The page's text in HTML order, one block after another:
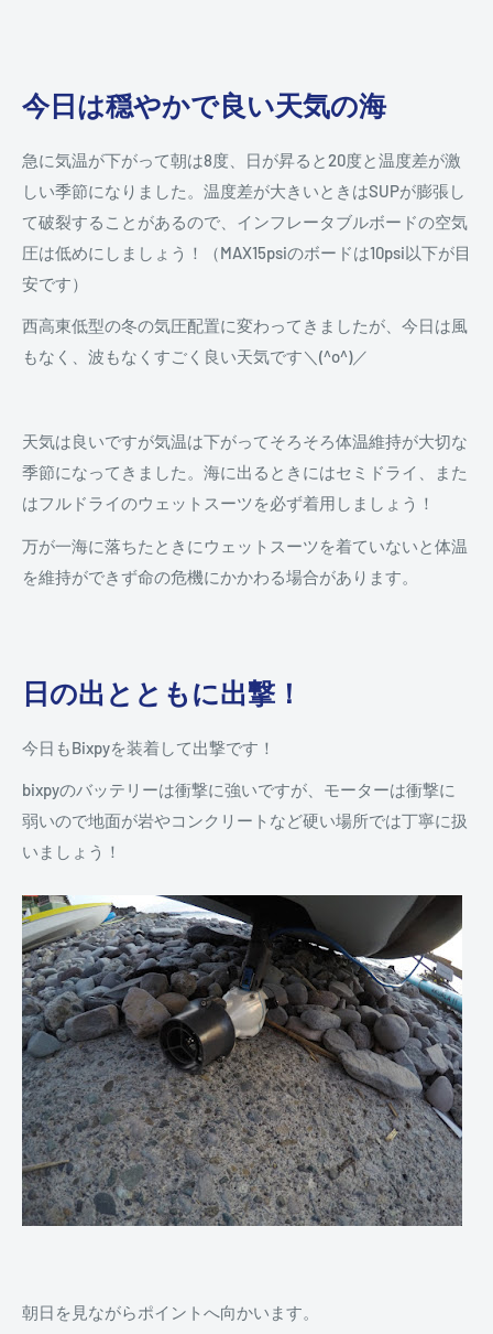
今日は穏やかで良い天気の海
急に気温が下がって朝は8度、日が昇ると20度と温度差が激
しい季節になりました。温度差が大きいときはSUPが膨張し
て破裂することがあるので、インフレータブルボードの空気
圧は低めにしましょう！（MAX15psiのボードは10psi以下が目
安です）
西高東低型の冬の気圧配置に変わってきましたが、今日は風
もなく、波もなくすごく良い天気です＼(^o^)／
天気は良いですが気温は下がってそろそろ体温維持が大切な
季節になってきました。海に出るときにはセミドライ、また
はフルドライのウェットスーツを必ず着用しましょう！
万が一海に落ちたときにウェットスーツを着ていないと体温
を維持ができず命の危機にかかわる場合があります。
日の出とともに出撃！
今日もBixpyを装着して出撃です！
bixpyのバッテリーは衝撃に強いですが、モーターは衝撃に
弱いので地面が岩やコンクリートなど硬い場所では丁寧に扱
いましょう！
朝日を見ながらポイントへ向かいます。